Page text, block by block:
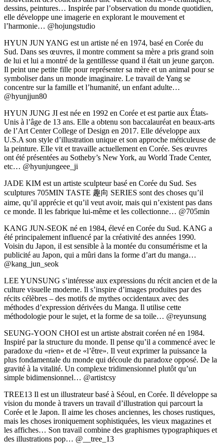
dessins, peintures… Inspirée par l’observation du monde quotidien,
elle développe une imagerie en explorant le mouvement et
l’harmonie… @hojungstudio
HYUN JUN YANG est un artiste né en 1974, basé en Corée du
Sud. Dans ses œuvres, il montre comment sa mère a pris grand soin
de lui et lui a montré de la gentillesse quand il était un jeune garçon.
Il peint une petite fille pour représenter sa mère et un animal pour se
symboliser dans un monde imaginaire. Le travail de Yang se
concentre sur la famille et l’humanité, un enfant adulte…
@hyunjjun80
HYUN JUNG JI est née en 1992 en Corée et est partie aux États-
Unis à l’âge de 13 ans. Elle a obtenu son baccalauréat en beaux-arts
de l’Art Center College of Design en 2017. Elle développe aux
U.S.A son style d’illustration unique et son approche méticuleuse de
la peinture. Elle vit et travaille actuellement en Corée. Ses œuvres
ont été présentées au Sotheby’s New York, au World Trade Center,
etc… @hyunjungeee_ji
JADE KIM est un artiste sculpteur basé en Corée du Sud. Ses
sculptures 705MIN TASTE 趣向 SERIES sont des choses qu’il
aime, qu’il apprécie et qu’il veut avoir, mais qui n’existent pas dans
ce monde. Il les fabrique lui-même et les collectionne… @705min
KANG JUN-SEOK né en 1984, élevé en Corée du Sud. KANG a
été principalement influencé par la créativité des années 1990.
Voisin du Japon, il est sensible à la montée du consumérisme et la
publicité au Japon, qui a mûri dans la forme d’art du manga…
@kang_jun_seok
LEE YUNSUNG s’intéresse aux expressions du récit ancien et de la
culture visuelle moderne. Il s’inspire d’images produites par des
récits célèbres – des motifs de mythes occidentaux avec des
méthodes d’expression dérivées du Manga. Il utilise cette
méthodologie pour le sujet, et la forme de sa toile… @reyunsung
SEUNG-YOON CHOI est un artiste abstrait coréen né en 1984.
Inspiré par la structure du monde. Il pense qu’il a commencé avec le
paradoxe du «rien» et de «l’être». Il veut exprimer la puissance la
plus fondamentale du monde qui découle du paradoxe opposé. De la
gravité à la vitalité. Un complexe tridimensionnel plutôt qu’un
simple bidimensionnel… @artistcsy
TREE13 Il est un illustrateur basé à Séoul, en Corée. Il développe sa
vision du monde à travers un travail d’illustration qui parcourt la
Corée et le Japon. Il aime les choses anciennes, les choses rustiques,
mais les choses ironiquement sophistiquées, les vieux magazines et
les affiches… Son travail combine des graphismes typographiques et
des illustrations pop… @__tree_13